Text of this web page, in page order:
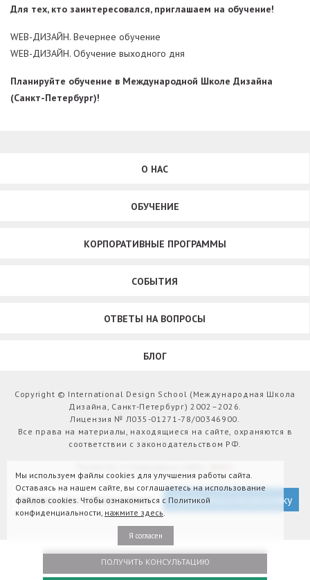
Для тех, кто заинтересовался, приглашаем на обучение!
WEB-ДИЗАЙН. Вечернее обучение
WEB-ДИЗАЙН. Обучение выходного дня
Планируйте обучение в Международной Школе Дизайна
(Санкт-Петербург)!
О НАС
ОБУЧЕНИЕ
КОРПОРАТИВНЫЕ ПРОГРАММЫ
СОБЫТИЯ
ОТВЕТЫ НА ВОПРОСЫ
БЛОГ
Copyright © International Design School (Международная Школа
Дизайна, Санкт-Петербург) 2002–2026.
Лицензия № Л035-01271-78/00346900.
Все права на материалы, находящиеся на сайте, охраняются в
соответствии с законодательством РФ.
Версия для слабовидящих Подписаться на рассылку
ПОЛУЧИТЬ КОНСУЛЬТАЦИЮ
Мы используем файлы cookies для улучшения работы сайта.
Оставаясь на нашем сайте, вы соглашаетесь на использование
файлов cookies. Чтобы ознакомиться с Политикой
конфиденциальности, нажмите здесь.
Я согласен